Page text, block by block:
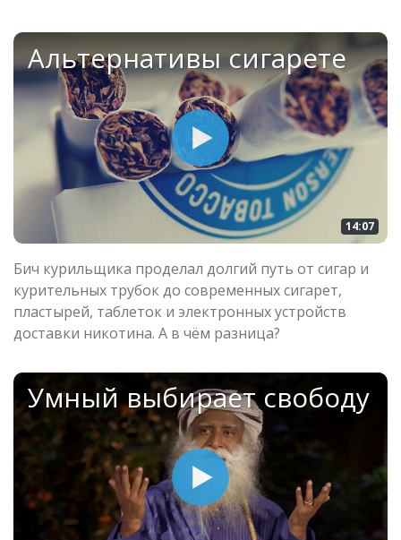
Альтернативы сигарете
14:07
Бич курильщика проделал долгий путь от сигар и
курительных трубок до современных сигарет,
пластырей, таблеток и электронных устройств
доставки никотина. А в чём разница?
Умный выбирает свободу